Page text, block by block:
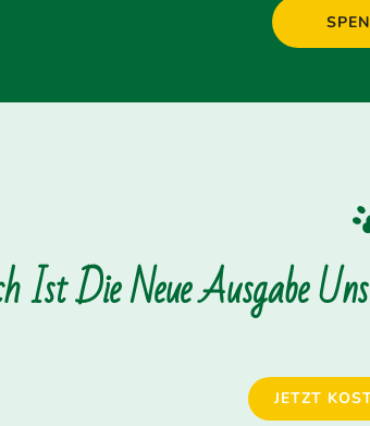
Ist Die Neue Ausgabe
JETZT